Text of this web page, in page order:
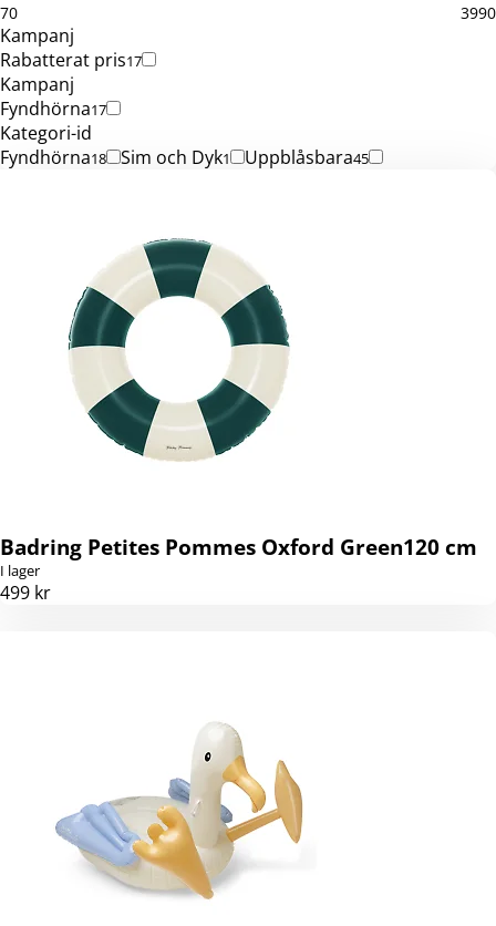
70 3990
Kampanj
Rabatterat pris17
Kampanj
Fyndhörna17
Kategori-id
Fyndhörna18 Sim och Dyk1 Uppblåsbara45
Badring Petites Pommes Oxford Green120 cm
I lager
499 kr